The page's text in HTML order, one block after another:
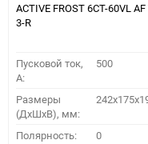
ACTIVE FROST 6СТ-60VL
3-R
Пусковой ток,
A:
500
Размеры
(ДхШхВ), мм:
Полярность: 0